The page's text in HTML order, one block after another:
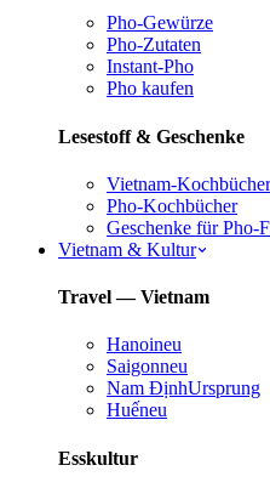
Pho-Gewürze
Pho-Zutaten
Instant-Pho
Pho kaufen
Lesestoff & Geschenke
Vietnam-Kochbücher
Pho-Kochbücher
Geschenke für Pho-
Vietnam & Kultur
Travel — Vietnam
Hanoineu
Saigonneu
Nam ĐịnhUrsprung
Huếneu
Esskultur